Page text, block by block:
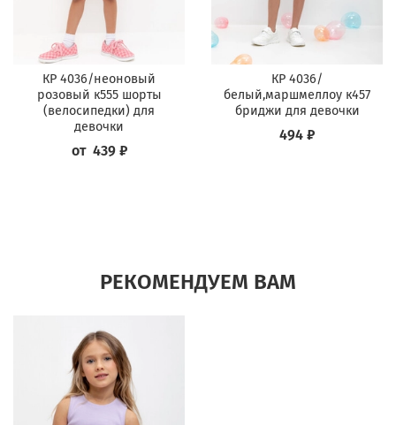
КР 4036/неоновый
розовый к555 шорты
(велосипедки) для
девочки
от 439 ₽
КР 4036/
белый,маршмеллоу к457
бриджи для девочки
494 ₽
РЕКОМЕНДУЕМ ВАМ